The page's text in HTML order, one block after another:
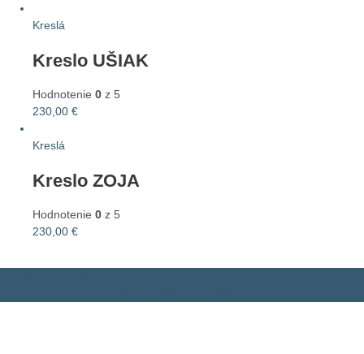
Kreslá
Kreslo UŠIAK
Hodnotenie 0 z 5
230,00 €
Kreslá
Kreslo ZOJA
Hodnotenie 0 z 5
230,00 €